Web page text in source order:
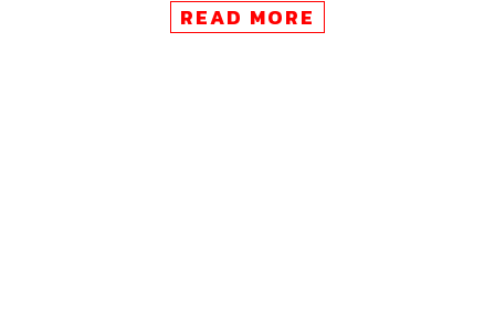
READ MORE